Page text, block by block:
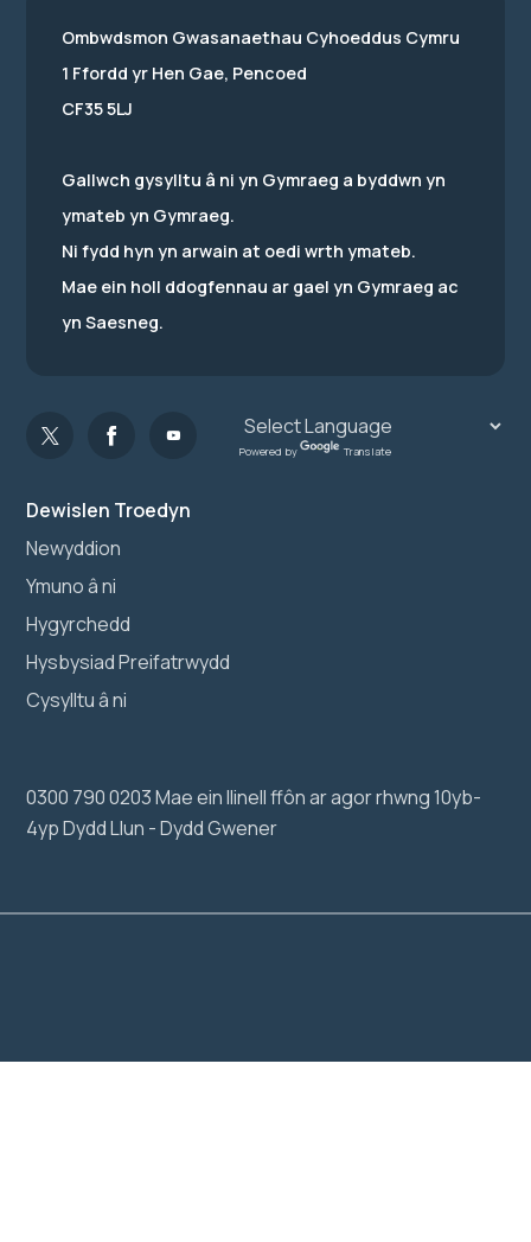
Dewislen Troedyn
Newyddion
Ymuno â ni
Hygyrchedd
Hysbysiad Preifatrwydd
Cysylltu â ni
0300 790 0203 Mae ein llinell ffôn ar agor rhwng 10yb-
4yp Dydd Llun - Dydd Gwener
Ombwdsmon Gwasanaethau Cyhoeddus Cymru
1 Ffordd yr Hen Gae, Pencoed
CF35 5LJ
Gallwch gysylltu â ni yn Gymraeg a byddwn yn
ymateb yn Gymraeg.
Ni fydd hyn yn arwain at oedi wrth ymateb.
Mae ein holl ddogfennau ar gael yn Gymraeg ac
yn Saesneg.
Powered by Translate